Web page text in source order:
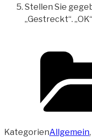
Stellen Sie
„Gestreckt“.
KategorienAllgemein,